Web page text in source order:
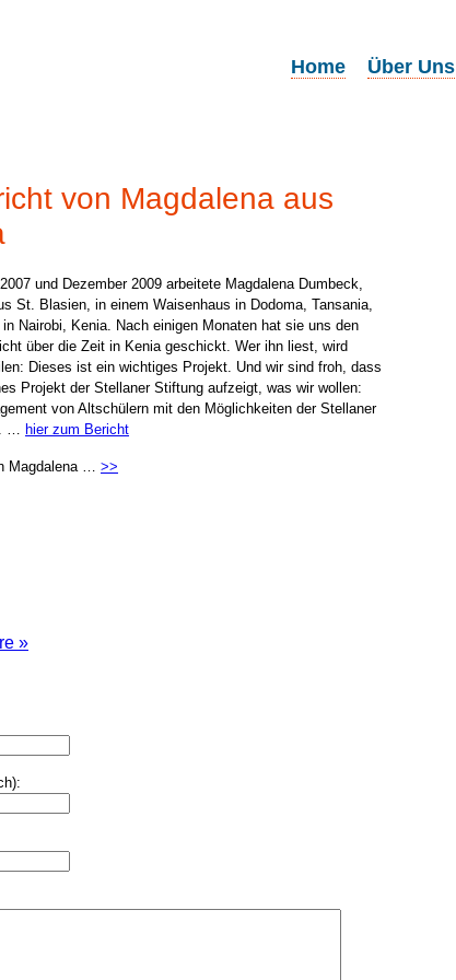
Home Über Uns
von Magdalena aus
und Dezember 2009 arbeitete Magdalena Dumbeck,
St. Blasien, in einem Waisenhaus in Dodoma, Tansania,
Nairobi, Kenia. Nach einigen Monaten hat sie uns den
über die Zeit in Kenia geschickt. Wer ihn liest, wird
Dieses ist ein wichtiges Projekt. Und wir sind froh, dass
Projekt der Stellaner Stiftung aufzeigt, was wir wollen:
von Altschülern mit den Möglichkeiten der Stellaner
… hier zum Bericht
Magdalena … >>
»